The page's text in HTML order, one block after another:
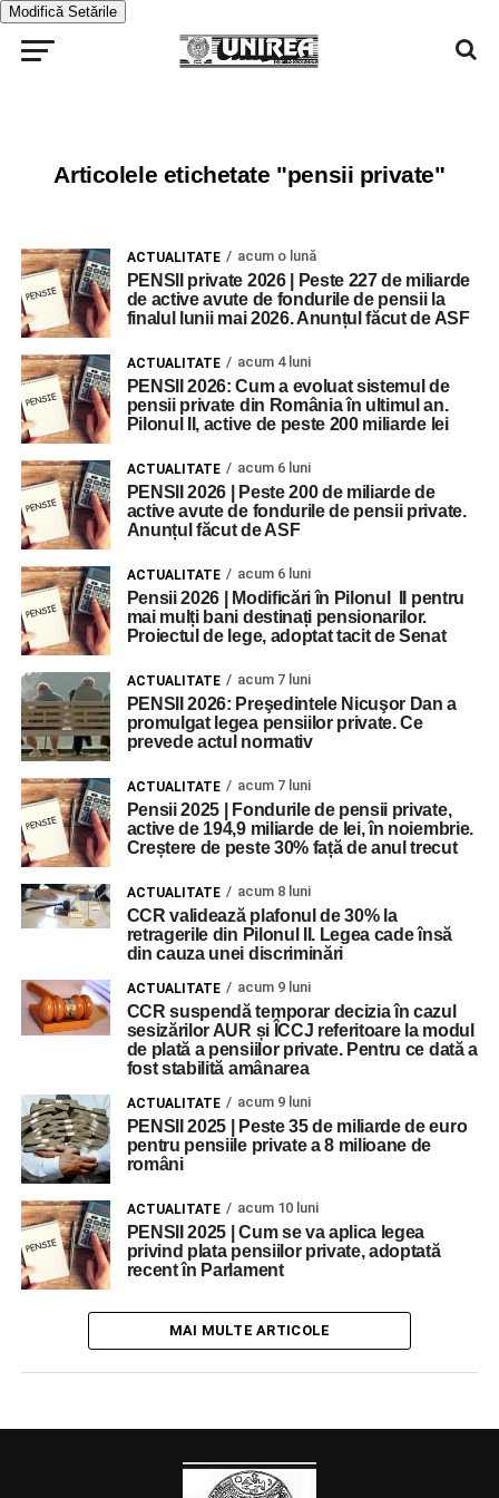
Modifică Setările
Articolele etichetate "pensii private"
ACTUALITATE acum o lună
PENSII private 2026 | Peste 227 de miliarde
de active avute de fondurile de pensii la
finalul lunii mai 2026. Anunțul făcut de ASF
ACTUALITATE acum 4 luni
PENSII 2026: Cum a evoluat sistemul de
pensii private din România în ultimul an.
Pilonul II, active de peste 200 miliarde lei
ACTUALITATE acum 6 luni
PENSII 2026 | Peste 200 de miliarde de
active avute de fondurile de pensii private.
Anunțul făcut de ASF
ACTUALITATE acum 6 luni
Pensii 2026 | Modificări în Pilonul II pentru
mai mulți bani destinați pensionarilor.
Proiectul de lege, adoptat tacit de Senat
ACTUALITATE acum 7 luni
PENSII 2026: Preşedintele Nicuşor Dan a
promulgat legea pensiilor private. Ce
prevede actul normativ
ACTUALITATE acum 7 luni
Pensii 2025 | Fondurile de pensii private,
active de 194,9 miliarde de lei, în noiembrie.
Creștere de peste 30% față de anul trecut
ACTUALITATE acum 8 luni
CCR validează plafonul de 30% la
retragerile din Pilonul II. Legea cade însă
din cauza unei discriminări
ACTUALITATE acum 9 luni
CCR suspendă temporar decizia în cazul
sesizărilor AUR și ÎCCJ referitoare la modul
de plată a pensiilor private. Pentru ce dată a
fost stabilită amânarea
ACTUALITATE acum 9 luni
PENSII 2025 | Peste 35 de miliarde de euro
pentru pensiile private a 8 milioane de
români
ACTUALITATE acum 10 luni
PENSII 2025 | Cum se va aplica legea
privind plata pensiilor private, adoptată
recent în Parlament
MAI MULTE ARTICOLE